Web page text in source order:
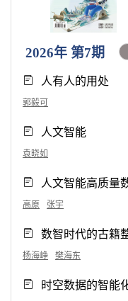
2026年 第7期
人有人的用处
郭毅可
人文智能
袁晓如
人文智能高质量
高原 张宇
数智时代的古籍
杨海峥 樊海东
时空数据的智能